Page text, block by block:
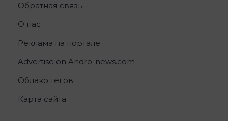
Обратная связь
О нас
Реклама на портале
Advertise on Andro-news.com
Облако тегов
Карта сайта